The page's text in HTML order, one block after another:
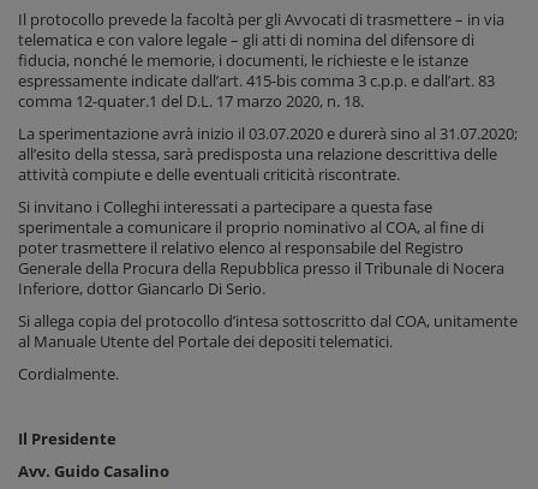
Il protocollo prevede la facoltà per gli Avvocati di trasmettere – in via
telematica e con valore legale – gli atti di nomina del difensore di
fiducia, nonché le memorie, i documenti, le richieste e le istanze
espressamente indicate dall’art. 415-bis comma 3 c.p.p. e dall’art. 83
comma 12-quater.1 del D.L. 17 marzo 2020, n. 18.
La sperimentazione avrà inizio il 03.07.2020 e durerà sino al 31.07.2020;
all’esito della stessa, sarà predisposta una relazione descrittiva delle
attività compiute e delle eventuali criticità riscontrate.
Si invitano i Colleghi interessati a partecipare a questa fase
sperimentale a comunicare il proprio nominativo al COA, al fine di
poter trasmettere il relativo elenco al responsabile del Registro
Generale della Procura della Repubblica presso il Tribunale di Nocera
Inferiore, dottor Giancarlo Di Serio.
Si allega copia del protocollo d’intesa sottoscritto dal COA, unitamente
al Manuale Utente del Portale dei depositi telematici.
Cordialmente.
Il Presidente
Avv. Guido Casalino